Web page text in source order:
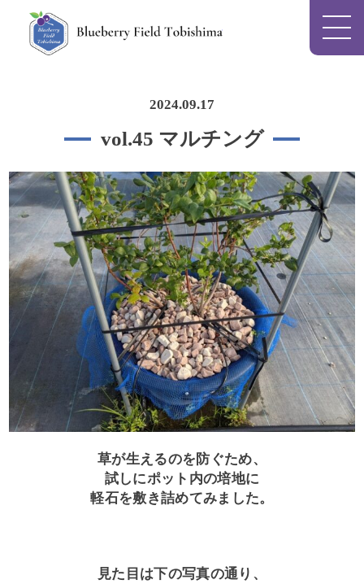
Blueberry Field
2024.09.17
vol.45 マルチング
草が生えるのを防ぐため、
試しにポット内の培地に
軽石を敷き詰めてみました。
見た目は下の写真の通り、